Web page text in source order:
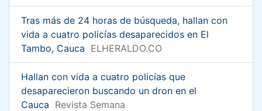
Tras más de 24 horas de búsqueda, hallan con
vida a cuatro policías desaparecidos en El
Tambo, Cauca ELHERALDO.CO
Hallan con vida a cuatro policías que
desaparecieron buscando un dron en el
Cauca Revista Semana